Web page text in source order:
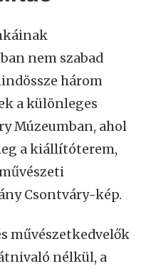
nem szabad
három
a különleges
Múzeumban, ahol
a kiállítóterem,
Csontváry-kép.
művészetkedvelők
nélkül, a